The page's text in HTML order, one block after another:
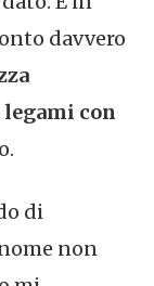
davvero
con
di
non